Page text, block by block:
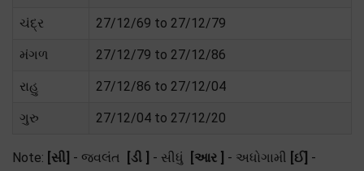
ચંદ્ર 27/12/69 to 27/12/79
મંગળ 27/12/79 to 27/12/86
રાહુ 27/12/86 to 27/12/04
ગુરુ 27/12/04 to 27/12/20
Note: [સી] - જ્વલંત [ડી ] - સીધું [આર ] - અધોગામી [ઈ] -